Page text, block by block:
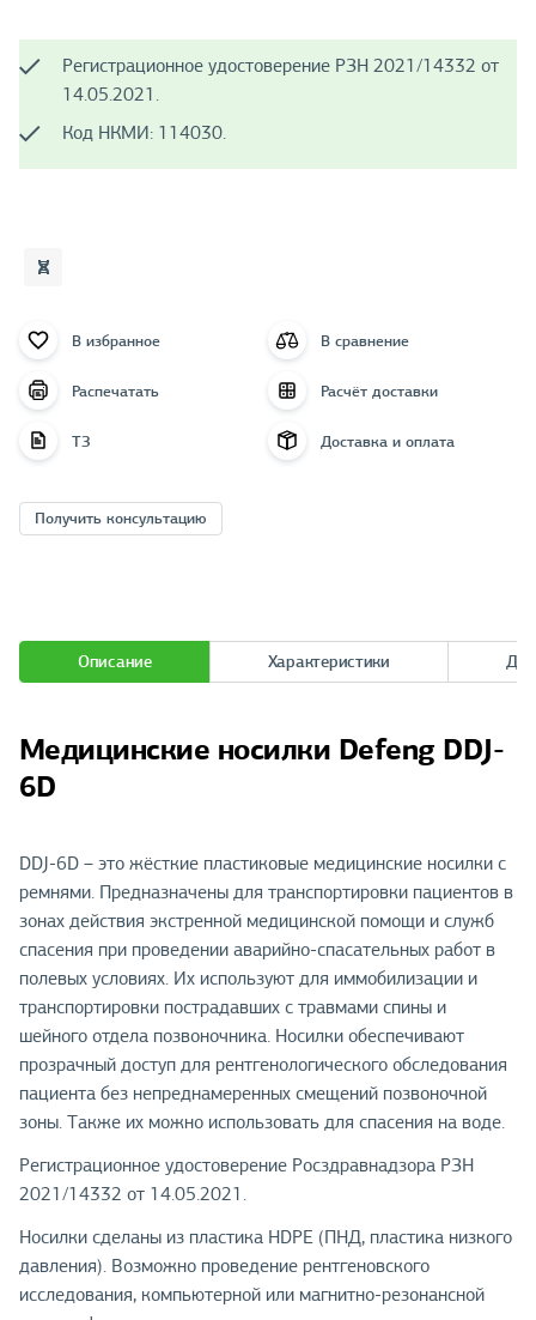
Регистрационное удостоверение РЗН 2021/14332 от
14.05.2021.
Код НКМИ: 114030.
В избранное В сравнение
Распечатать Расчёт доставки
ТЗ Доставка и оплата
Получить консультацию
Описание Характеристики
Медицинские носилки Defeng DDJ-
6D
DDJ-6D – это жёсткие пластиковые медицинские носилки с
ремнями. Предназначены для транспортировки пациентов в
зонах действия экстренной медицинской помощи и служб
спасения при проведении аварийно-спасательных работ в
полевых условиях. Их используют для иммобилизации и
транспортировки пострадавших с травмами спины и
шейного отдела позвоночника. Носилки обеспечивают
прозрачный доступ для рентгенологического обследования
пациента без непреднамеренных смещений позвоночной
зоны. Также их можно использовать для спасения на воде.
Регистрационное удостоверение Росздравнадзора РЗН
2021/14332 от 14.05.2021.
Носилки сделаны из пластика HDPE (ПНД, пластика низкого
давления). Возможно проведение рентгеновского
исследования, компьютерной или магнитно-резонансной